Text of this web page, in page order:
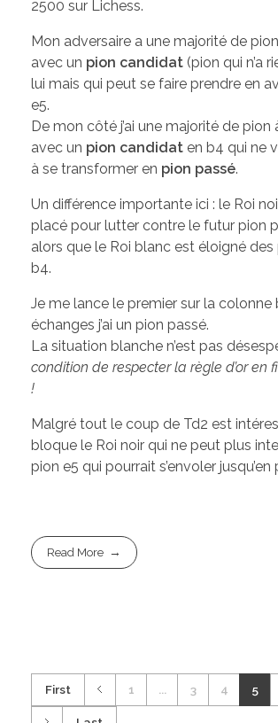
2500 sur Lichess.
Mon adversaire a une majorité de
avec un pion candidat (pion qui n’a
lui mais qui peut se faire prendre en
e5.
De mon côté j’ai une majorité de pion
avec un pion candidat en b4 qui ne
à se transformer en pion passé.
Un différence importante ici : le Roi
placé pour lutter contre le futur pion
alors que le Roi blanc est éloigné
b4.
Je me lance le premier sur la colonne
échanges j’ai un pion passé.
La situation blanche n’est pas
condition de respecter la règle d’or en
!
Malgré tout le coup de Td2 est
bloque le Roi noir qui ne peut plus
pion e5 qui pourrait s’envoler
Read More
First 1 3 4 5